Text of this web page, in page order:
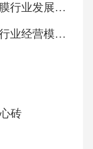
内能转化为
2026-2030中国可食性包装膜行业发展分析及发展前景与趋势预测研究报告
2026-2030中国硫酸氢乙酯行业经营模式及应用前景预测报告
砖